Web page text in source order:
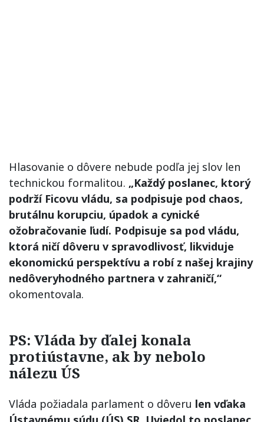
Hlasovanie o dôvere nebude podľa jej slov len
technickou formalitou. „Každý poslanec, ktorý
podrží Ficovu vládu, sa podpisuje pod chaos,
brutálnu korupciu, úpadok a cynické
ožobračovanie ľudí. Podpisuje sa pod vládu,
ktorá ničí dôveru v spravodlivosť, likviduje
ekonomickú perspektívu a robí z našej krajiny
nedôveryhodného partnera v zahraničí,“
okomentovala.
PS: Vláda by ďalej konala
protiústavne, ak by nebolo
nálezu ÚS
Vláda požiadala parlament o dôveru len vďaka